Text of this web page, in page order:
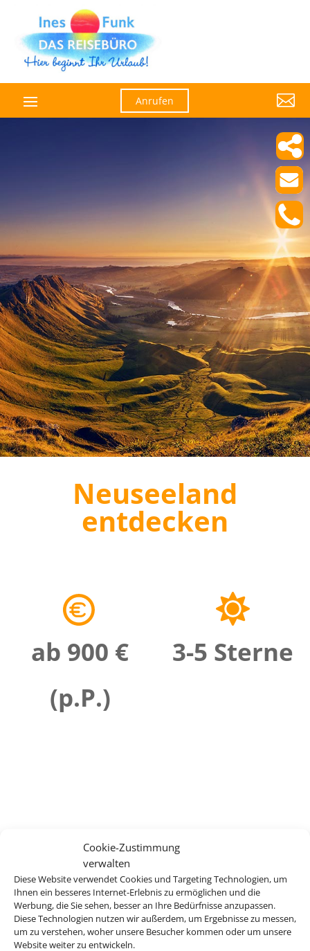
Cookie-Zustimmung
verwalten
Diese Website verwendet Cookies und Targeting Technologien, um
Ihnen ein besseres Internet-Erlebnis zu ermöglichen und die
Werbung, die Sie sehen, besser an Ihre Bedürfnisse anzupassen.
Diese Technologien nutzen wir außerdem, um Ergebnisse zu messen,
um zu verstehen, woher unsere Besucher kommen oder um unsere
Website weiter zu entwickeln.
Anrufen 
Neuseeland
entdecken
ab 900 €
(p.P.)
3-5 Sterne